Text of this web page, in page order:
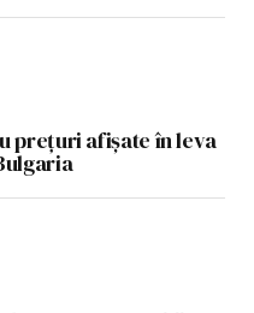
prețuri afișate în leva